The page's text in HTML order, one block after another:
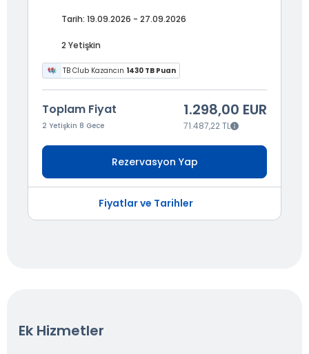
Tarih: 19.09.2026 - 27.09.2026
2 Yetişkin
TB Club Kazancın 1430 TB Puan
Toplam Fiyat
2 Yetişkin 8 Gece
1.298,00 EUR
71.487,22 TL
Rezervasyon Yap
Fiyatlar ve Tarihler
Ek Hizmetler